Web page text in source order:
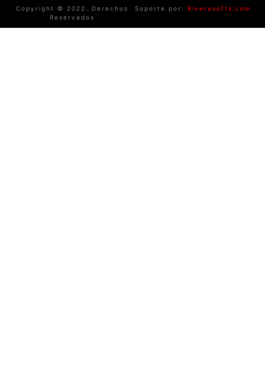
Copyright © 2022. Derechos
Reservados
Soporte por: Riverasofts.com